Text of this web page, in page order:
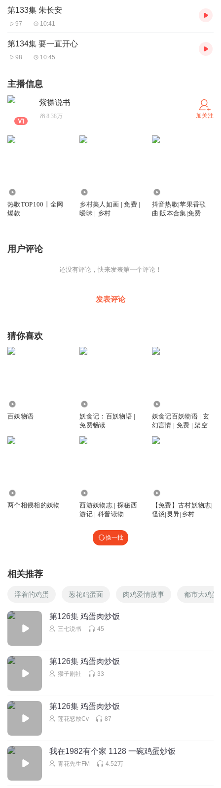
第133集 朱长安
97 10:41
第134集 要一直开心
98 10:45
主播信息
紫襟说书
8.38万 加关注
热歌TOP100丨全网
爆款
乡村美人如画 | 免费 |
暧昧 | 乡村
抖音热歌|苹果香歌
曲|版本合集|免费
用户评论
还没有评论，快来发表第一个评论！
发表评论
猜你喜欢
百妖物语
妖食记：百妖物语 |
免费畅读
妖食记百妖物语 | 玄
幻言情 | 免费 | 架空
两个相偎相的妖物
西游妖物志 | 探秘西
游记 | 科普读物
【免费】古村妖物志|
怪谈|灵异|乡村
换一批
相关推荐
浮着的鸡蛋 葱花鸡蛋面 肉鸡爱情故事 都市大鸡蛋
第126集 鸡蛋肉炒饭
三七说书 45
第126集 鸡蛋肉炒饭
猴子剧社 33
第126集 鸡蛋肉炒饭
莲花怒放Cv 87
我在1982有个家 1128 一碗鸡蛋炒饭
青花先生FM 4.52万